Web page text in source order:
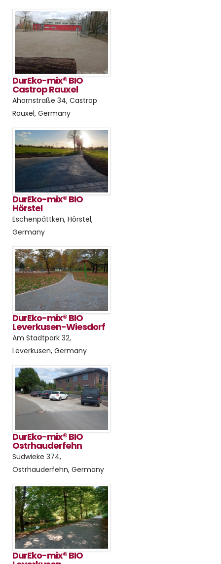
DurEko-mix® BIO
Castrop Rauxel
Ahornstraße 34, Castrop
Rauxel, Germany
DurEko-mix® BIO
Hörstel
Eschenpättken, Hörstel,
Germany
DurEko-mix® BIO
Leverkusen-Wiesdorf
Am Stadtpark 32,
Leverkusen, Germany
DurEko-mix® BIO
Ostrhauderfehn
Südwieke 374,
Ostrhauderfehn, Germany
DurEko-mix® BIO